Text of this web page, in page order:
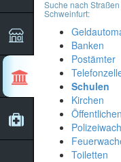
Suche nach
Schweinfurt:
Banken
Postämter
Schulen
Kirchen
Toiletten